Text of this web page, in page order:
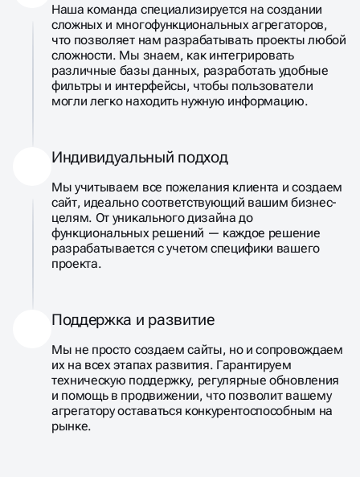
Наша команда специализируется на создании
сложных и многофункциональных агрегаторов,
что позволяет нам разрабатывать проекты любой
сложности. Мы знаем, как интегрировать
различные базы данных, разработать удобные
фильтры и интерфейсы, чтобы пользователи
могли легко находить нужную информацию.
Индивидуальный подход
Мы учитываем все пожелания клиента и создаем
сайт, идеально соответствующий вашим бизнес-
целям. От уникального дизайна до
функциональных решений — каждое решение
разрабатывается с учетом специфики вашего
проекта.
Поддержка и развитие
Мы не просто создаем сайты, но и сопровождаем
их на всех этапах развития. Гарантируем
техническую поддержку, регулярные обновления
и помощь в продвижении, что позволит вашему
агрегатору оставаться конкурентоспособным на
рынке.